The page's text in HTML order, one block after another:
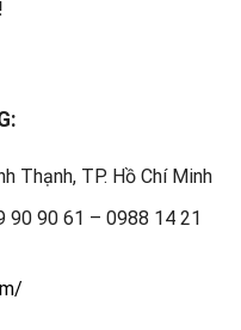
Thạnh, TP. Hồ Chí Minh
90 90 61 – 0988 14 21